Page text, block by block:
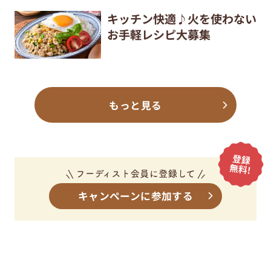
キッチン快適♪火を使わない
お手軽レシピ大募集
もっと見る
キャンペーンに参加する